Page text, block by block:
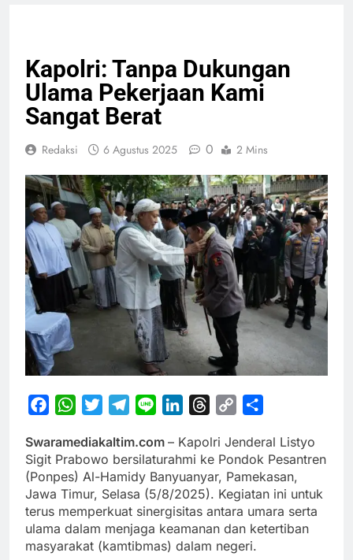
Kapolri: Tanpa Dukungan
Ulama Pekerjaan Kami
Sangat Berat
Redaksi 6 Agustus 2025 0 2 Mins
FacebookWhatsApp
TwitterTelegram
Line LinkedInThreads
Copy
Swaramediakaltim.com – Kapolri Jenderal Listyo
Sigit Prabowo bersilaturahmi ke Pondok Pesantren
(Ponpes) Al-Hamidy Banyuanyar, Pamekasan,
Jawa Timur, Selasa (5/8/2025). Kegiatan ini untuk
terus memperkuat sinergisitas antara umara serta
ulama dalam menjaga keamanan dan ketertiban
masyarakat (kamtibmas) dalam negeri.